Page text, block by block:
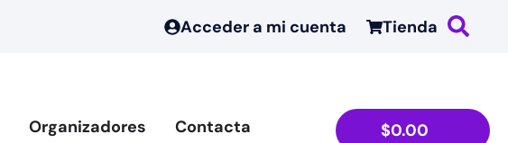
Acceder a mi cuenta Tienda
Organizadores Contacta $0.00